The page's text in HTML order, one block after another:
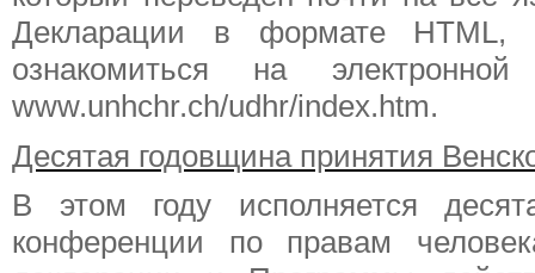
Декларации в формате
ознакомиться на
www.unhchr.ch/udhr/index.htm.
Десятая годовщина принятия
В этом году исполняется
конференции по правам